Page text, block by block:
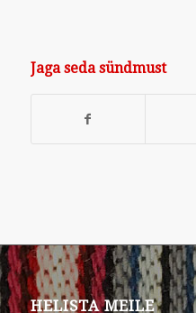
Jaga seda sündmust
HELISTA MEILE